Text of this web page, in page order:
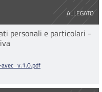
ALLEGATO
personali e particolari -